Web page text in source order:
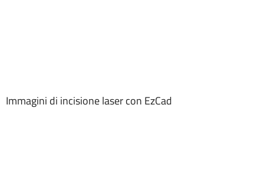
Immagini di incisione laser con EzCad